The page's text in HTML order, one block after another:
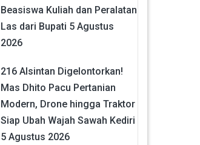
Beasiswa Kuliah dan Peralatan
Las dari Bupati 5 Agustus
2026
216 Alsintan Digelontorkan!
Mas Dhito Pacu Pertanian
Modern, Drone hingga Traktor
Siap Ubah Wajah Sawah Kediri
5 Agustus 2026